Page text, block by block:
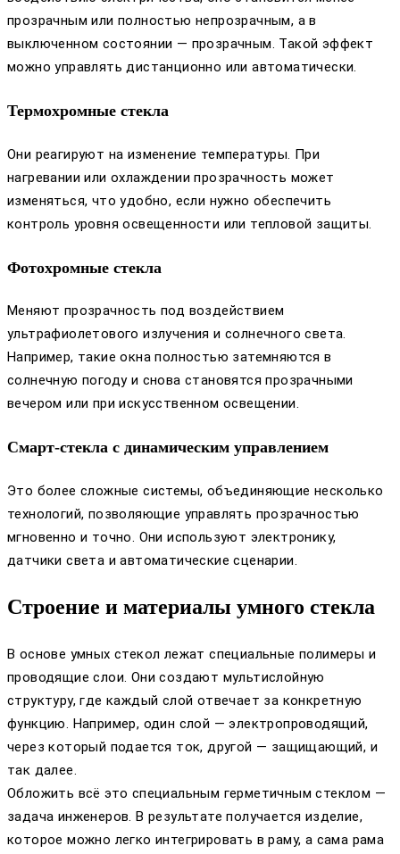
прозрачным или полностью непрозрачным, а в
выключенном состоянии — прозрачным. Такой эффект
можно управлять дистанционно или автоматически.
Термохромные стекла
Они реагируют на изменение температуры. При
нагревании или охлаждении прозрачность может
изменяться, что удобно, если нужно обеспечить
контроль уровня освещенности или тепловой защиты.
Фотохромные стекла
Меняют прозрачность под воздействием
ультрафиолетового излучения и солнечного света.
Например, такие окна полностью затемняются в
солнечную погоду и снова становятся прозрачными
вечером или при искусственном освещении.
Смарт-стекла с динамическим управлением
Это более сложные системы, объединяющие несколько
технологий, позволяющие управлять прозрачностью
мгновенно и точно. Они используют электронику,
датчики света и автоматические сценарии.
Строение и материалы умного стекла
В основе умных стекол лежат специальные полимеры и
проводящие слои. Они создают мультислойную
структуру, где каждый слой отвечает за конкретную
функцию. Например, один слой — электропроводящий,
через который подается ток, другой — защищающий, и
так далее.
Обложить всё это специальным герметичным стеклом —
задача инженеров. В результате получается изделие,
которое можно легко интегрировать в раму, а сама рама